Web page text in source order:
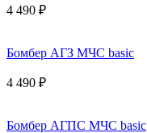
4 490 ₽
Бомбер АГЗ МЧС basic
4 490 ₽
Бомбер АГПС МЧС basic